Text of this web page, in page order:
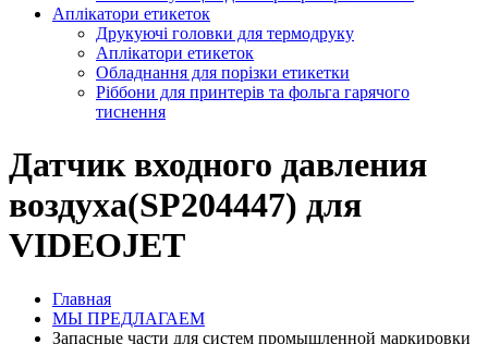
Аплікатори етикеток
Друкуючі головки для термодруку
Аплікатори етикеток
Обладнання для порізки етикетки
Ріббони для принтерів та фольга гарячого
тиснення
Датчик входного давления
воздуха(SP204447) для
VIDEOJET
Главная
МЫ ПРЕДЛАГАЕМ
Запасные части для систем промышленной маркировки